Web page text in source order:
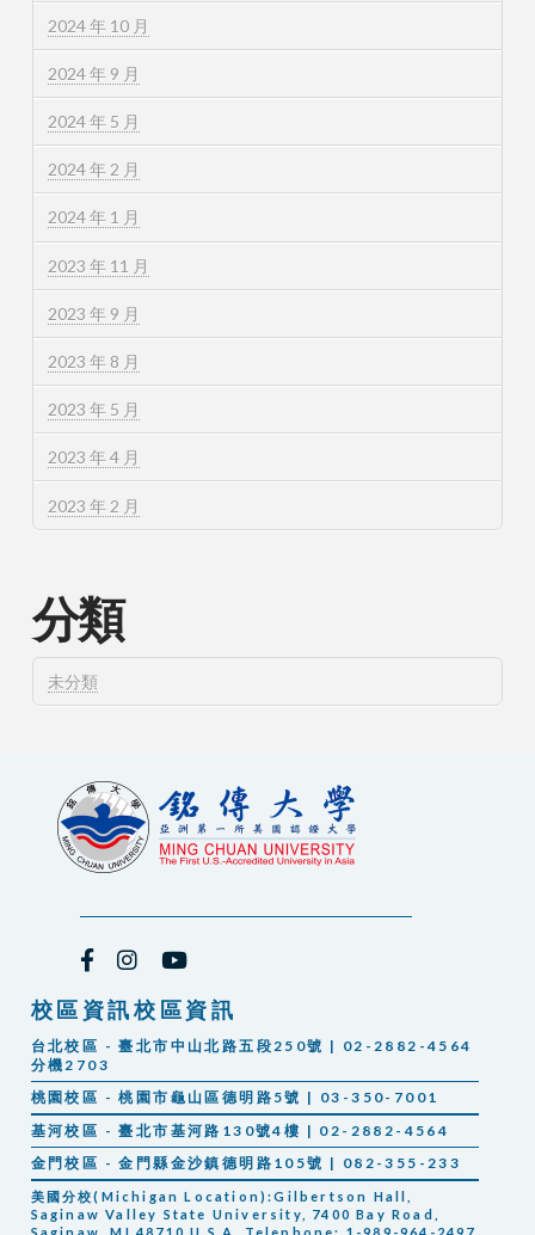
2024 年 10 月
2024 年 9 月
2024 年 5 月
2024 年 2 月
2024 年 1 月
2023 年 11 月
2023 年 9 月
2023 年 8 月
2023 年 5 月
2023 年 4 月
2023 年 2 月
分類
未分類
校區資訊校區資訊
台北校區 - 臺北市中山北路五段250號 | 02-2882-4564
分機2703
桃園校區 - 桃園市龜山區德明路5號 | 03-350-7001
基河校區 - 臺北市基河路130號4樓 | 02-2882-4564
金門校區 - 金門縣金沙鎮德明路105號 | 082-355-233
美國分校(Michigan Location):Gilbertson Hall,
Saginaw Valley State University, 7400 Bay Road,
Saginaw, MI 48710 U.S.A. Telephone: 1-989-964-2497